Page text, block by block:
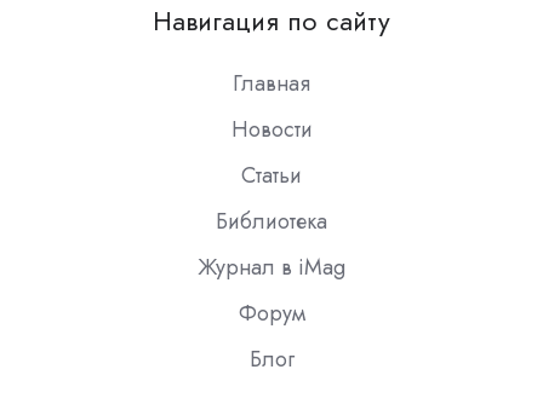
Slack
Навигация по сайту
Главная
Новости
Статьи
Библиотека
Журнал в iMag
Форум
Блог